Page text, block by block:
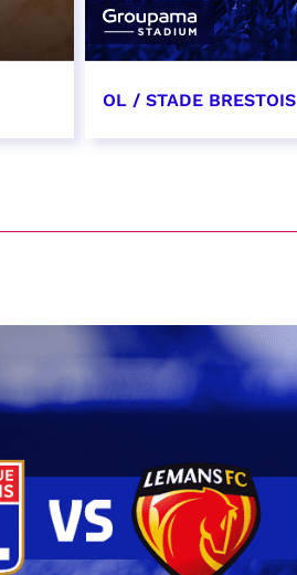
OL / STADE BRESTOIS
RÉSERVER